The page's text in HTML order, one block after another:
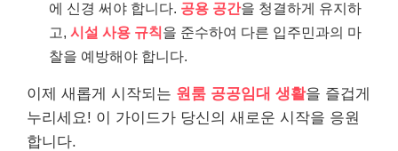
에 신경 써야 합니다. 공용 공간을 청결하게 유지하
고, 시설 사용 규칙을 준수하여 다른 입주민과의 마
찰을 예방해야 합니다.
이제 새롭게 시작되는 원룸 공공임대 생활을 즐겁게
누리세요! 이 가이드가 당신의 새로운 시작을 응원
합니다.